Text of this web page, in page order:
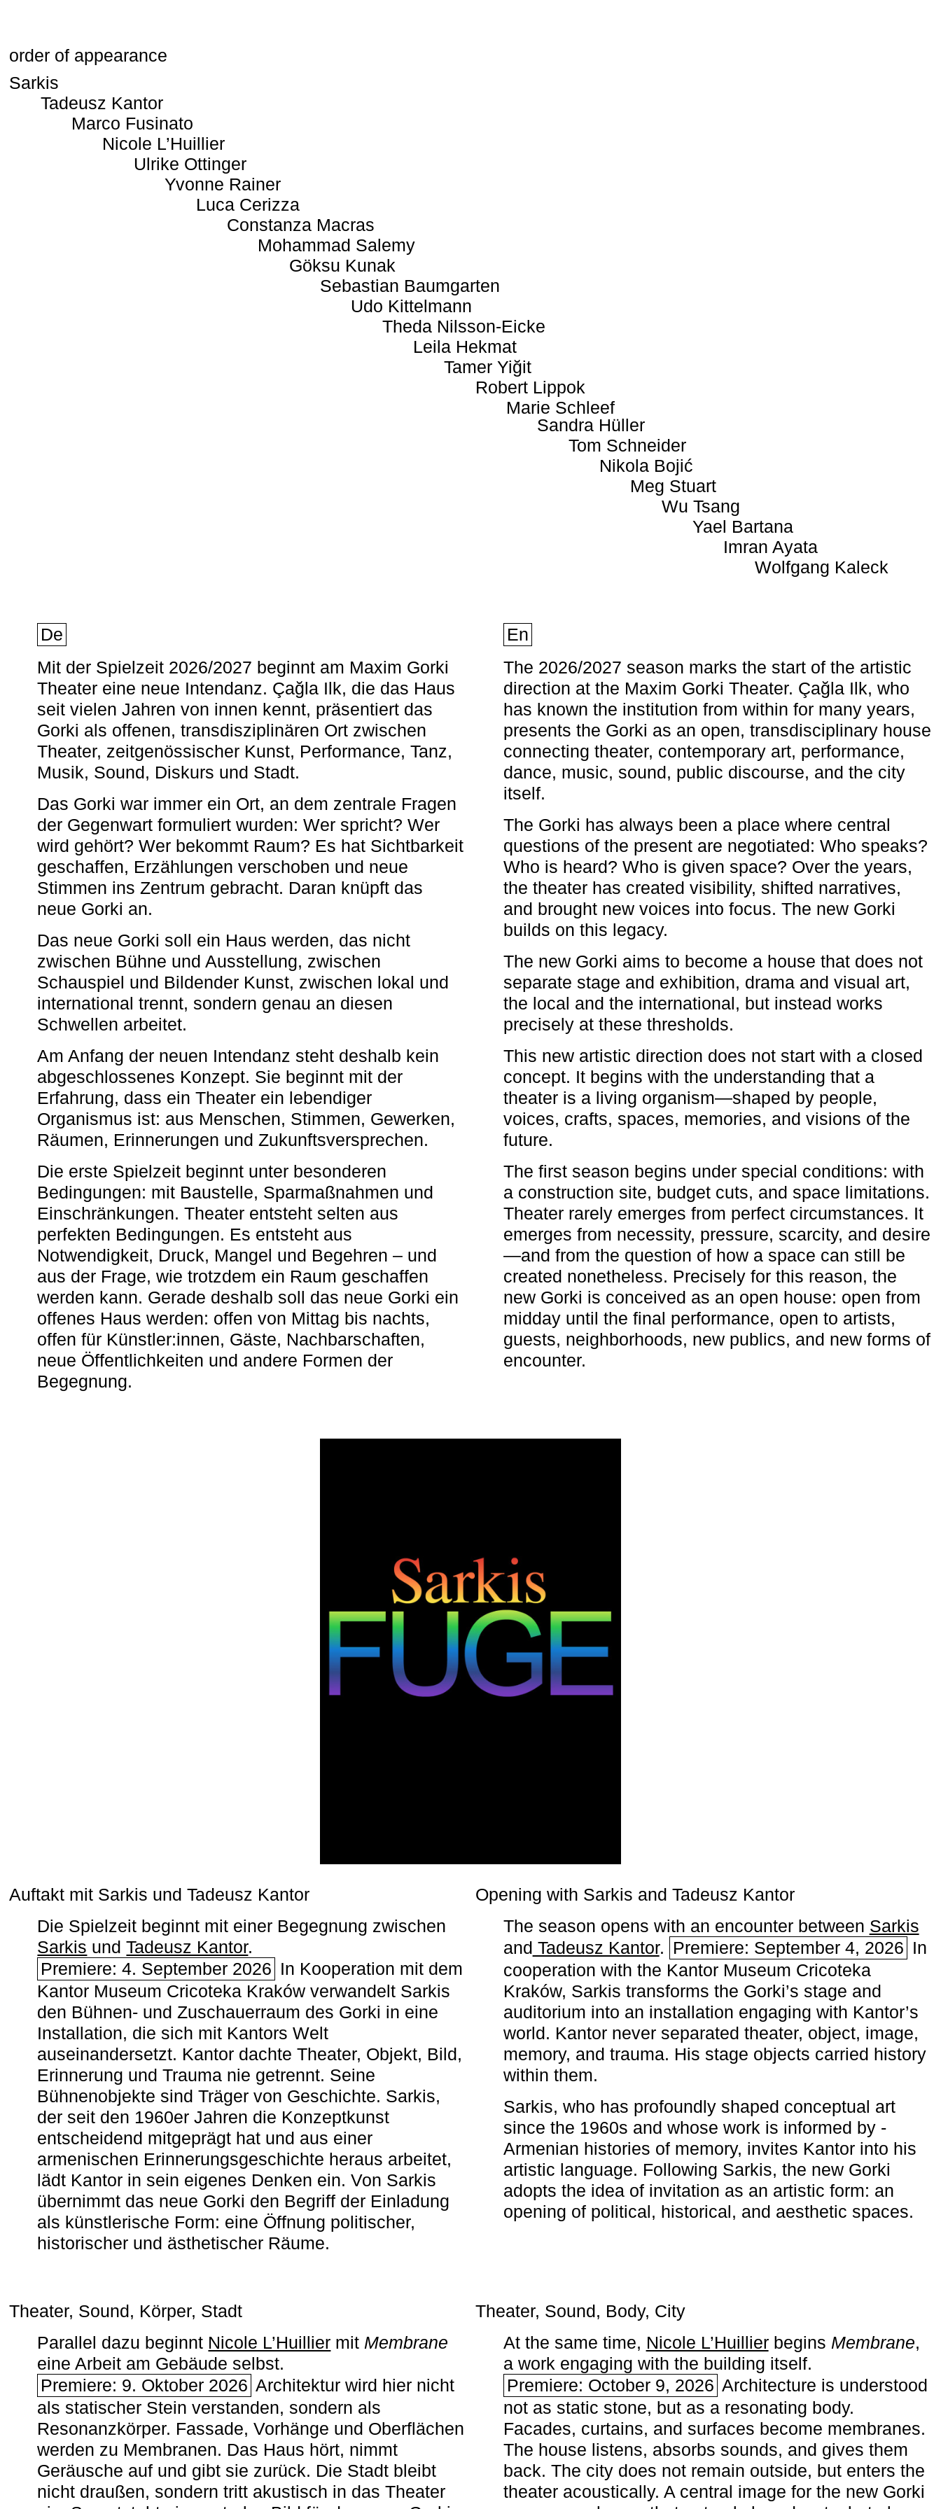
order of appearance
Sarkis
Tadeusz Kantor
Marco Fusinato
Nicole L’Huillier
Ulrike Ottinger
Yvonne Rainer
Luca Cerizza
Constanza Macras
Mohammad Salemy
Göksu Kunak
Sebastian Baumgarten
Udo Kittelmann
Theda Nilsson-Eicke
Leila Hekmat
Tamer Yiğit
Robert Lippok
Marie Schleef
Sandra Hüller
Tom Schneider
Nikola Bojić
Meg Stuart
Wu Tsang
Yael Bartana
Imran Ayata
Wolfgang Kaleck
De
Mit der Spielzeit 2026/2027 beginnt am Maxim Gorki
Theater eine neue Intendanz. Çağla Ilk, die das Haus
seit vielen Jahren von innen kennt, präsentiert das
Gorki als offenen, transdisziplinären Ort zwischen
Theater, zeitgenössischer Kunst, Performance, Tanz,
Musik, Sound, Diskurs und Stadt.
Das Gorki war immer ein Ort, an dem zentrale Fragen
der Gegenwart formuliert wurden: Wer spricht? Wer
wird gehört? Wer bekommt Raum? Es hat Sichtbarkeit
geschaffen, Erzählungen verschoben und neue
Stimmen ins Zentrum gebracht. Daran knüpft das
neue Gorki an.
Das neue Gorki soll ein Haus werden, das nicht
zwischen Bühne und Ausstellung, zwischen
Schauspiel und Bildender Kunst, zwischen lokal und
international trennt, sondern genau an diesen
Schwellen arbeitet.
Am Anfang der neuen Intendanz steht deshalb kein
abgeschlossenes Konzept. Sie beginnt mit der
Erfahrung, dass ein Theater ein lebendiger
Organismus ist: aus Menschen, Stimmen, Gewerken,
Räumen, Erinnerungen und Zukunftsversprechen.
Die erste Spielzeit beginnt unter besonderen
Bedingungen: mit Baustelle, Sparmaßnahmen und
Einschränkungen. Theater entsteht selten aus
perfekten Bedingungen. Es entsteht aus
Notwendigkeit, Druck, Mangel und Begehren – und
aus der Frage, wie trotzdem ein Raum geschaffen
werden kann. Gerade deshalb soll das neue Gorki ein
offenes Haus werden: offen von Mittag bis nachts,
offen für Künstler:innen, Gäste, Nachbarschaften,
neue Öffentlichkeiten und andere Formen der
Begegnung.
En
The 2026/2027 season marks the start of the artistic
direction at the Maxim Gorki Theater. Çağla Ilk, who
has known the institution from within for many years,
presents the Gorki as an open, transdisciplinary house
connecting theater, contemporary art, performance,
dance, music, sound, public discourse, and the city
itself.
The Gorki has always been a place where central
questions of the present are negotiated: Who speaks?
Who is heard? Who is given space? Over the years,
the theater has created visibility, shifted narratives,
and brought new voices into focus. The new Gorki
builds on this legacy.
The new Gorki aims to become a house that does not
separate stage and exhibition, drama and visual art,
the local and the international, but instead works
precisely at these thresholds.
This new artistic direction does not start with a closed
concept. It begins with the understanding that a
theater is a living organism—shaped by people,
voices, crafts, spaces, memories, and visions of the
future.
The first season begins under special conditions: with
a construction site, budget cuts, and space limitations.
Theater rarely emerges from perfect circumstances. It
emerges from necessity, pressure, scarcity, and desire
—and from the question of how a space can still be
created nonetheless. Precisely for this reason, the
new Gorki is conceived as an open house: open from
midday until the final performance, open to artists,
guests, neighborhoods, new publics, and new forms of
encounter.
Auftakt mit Sarkis und Tadeusz Kantor
Die Spielzeit beginnt mit einer Begegnung zwischen
Sarkis undTadeusz Kantor.
Premiere: 4. September 2026 In Kooperation mit dem
Kantor Museum Cricoteka Kraków verwandelt Sarkis
den Bühnen- und Zuschauerraum des Gorki in eine
Installation, die sich mit Kantors Welt
auseinandersetzt. Kantor dachte Theater, Objekt, Bild,
Erinnerung und Trauma nie getrennt. Seine
Bühnenobjekte sind Träger von Geschichte. Sarkis,
der seit den 1960er Jahren die Konzeptkunst
entscheidend mitgeprägt hat und aus einer
armenischen ­Erinnerungsgeschichte heraus arbeitet,
lädt Kantor in sein eigenes Denken ein. Von Sarkis
übernimmt das neue Gorki den Begriff der Einladung
als künstlerische Form: eine Öffnung politischer,
historischer und ästhetischer Räume.
Opening with Sarkis and Tadeusz Kantor
The season opens with an encounter between Sarkis
and Tadeusz Kantor. Premiere: September 4, 2026 In
cooperation with the ­Kantor Museum Cricoteka
Kraków, Sarkis transforms the Gorki’s stage and
auditorium into an installation engaging with Kantor’s
world. Kantor never separated theater, object, image,
memory, and trauma. His stage objects carried history
within them.
Sarkis, who has profoundly shaped conceptual art
since the 1960s and whose work is informed by ­
Armenian histories of memory, invites Kantor into his
artistic language. Following Sarkis, the new Gorki
adopts the idea of invitation as an artistic form: an
opening of political, historical, and aesthetic spaces.
Theater, Sound, Körper, Stadt
Parallel dazu beginnt Nicole L’Huillier mit ­ Membrane
eine Arbeit am Gebäude selbst.
Premiere: 9. Oktober 2026 Architektur wird hier nicht
als statischer Stein verstanden, sondern als
Resonanzkörper. Fassade, Vorhänge und Oberflächen
werden zu Membranen. Das Haus hört, nimmt
Geräusche auf und gibt sie zurück. Die Stadt bleibt
nicht draußen, sondern tritt akustisch in das Theater
Theater, Sound, Body, City
At the same time, Nicole L’Huillierbegins ­ Membrane,
a work engaging with the building itself.
Premiere: October 9, 2026 Architecture is understood
not as static stone, but as a resonating body.
Facades, curtains, and surfaces become membranes.
The house listens, absorbs sounds, and gives them
back. The city does not remain outside, but enters the
theater acoustically. A central image for the new Gorki